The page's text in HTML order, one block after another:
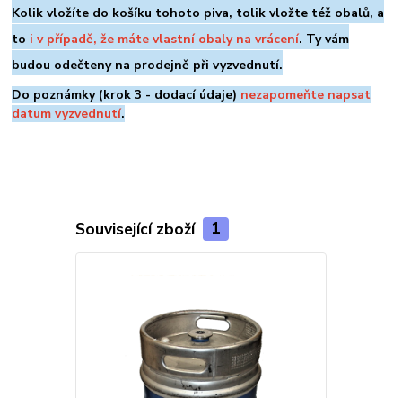
Kolik vložíte do košíku tohoto piva, tolik vložte též obalů, a
to i v případě, že máte vlastní obaly na vrácení. Ty vám
budou odečteny na prodejně při vyzvednutí.
Do poznámky (krok 3 - dodací údaje) nezapomeňte napsat
datum vyzvednutí.
Související zboží 1